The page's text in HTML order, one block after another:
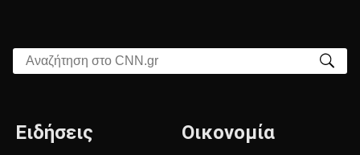
Αναζήτηση στο CNN.gr
Ειδήσεις Οικονομία